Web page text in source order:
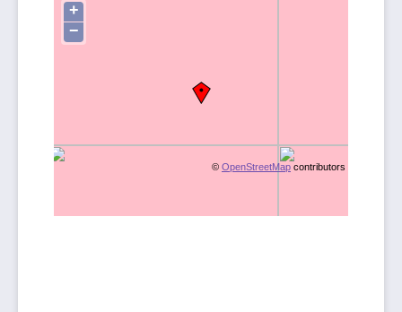
+
−
© OpenStreetMap contributors